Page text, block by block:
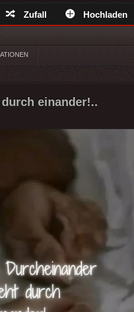
Zufall Hochladen
einander!..